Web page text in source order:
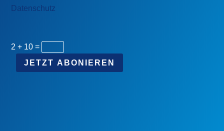
Datenschutz
2 + 10 =
JETZT ABONIEREN